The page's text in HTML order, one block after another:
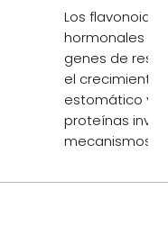
Los
hormonales e
genes de
el
estomático y
proteínas
mecanismos